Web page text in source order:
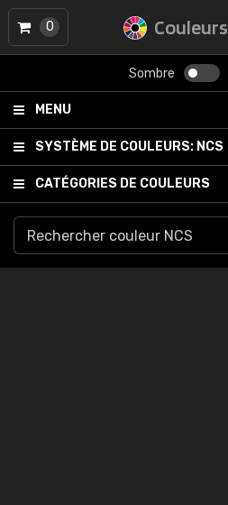
Couleurs
Sombre
MENU
SYSTÈME DE COULEURS: NCS
CATÉGORIES DE COULEURS
0